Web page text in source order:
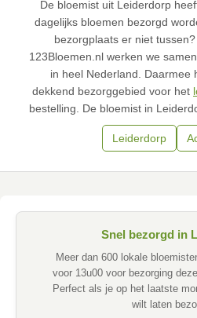
De bloemist uit Leiderdorp
dagelijks bloemen bezorgd
bezorgplaats er niet
123Bloemen.nl werken we
in heel Nederland. Daarmee
dekkend bezorggebied voor het
bestelling. De bloemist in
Leiderdorp
Snel bezorgd in
Meer dan 600 lokale
voor 13u00 voor bezorging
Perfect als je op het laatste
wilt laten